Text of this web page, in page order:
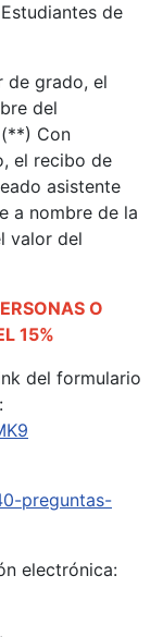
de
de grado, el
del
Con
el recibo de
asistente
a nombre de la
valor del
O
15%
del formulario
preguntas-
electrónica: